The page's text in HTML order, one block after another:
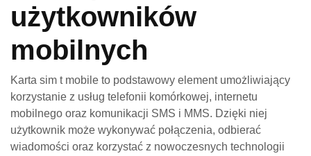
użytkowników
mobilnych
Karta sim t mobile to podstawowy element umożliwiający
korzystanie z usług telefonii komórkowej, internetu
mobilnego oraz komunikacji SMS i MMS. Dzięki niej
użytkownik może wykonywać połączenia, odbierać
wiadomości oraz korzystać z nowoczesnych technologii